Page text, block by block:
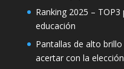
Ranking 2025 –
educación
Pantallas de alto
acertar con la